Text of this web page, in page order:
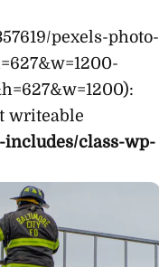
pexels-photo-
writeable
class-wp-